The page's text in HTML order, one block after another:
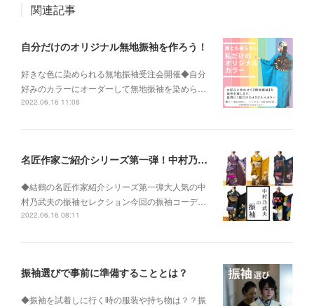
関連記事
自分だけのオリジナル無地振袖を作ろう！
好きな色に染められる無地振袖受注会開催◆自分
好みのカラーにオーダーして無地振袖を染めら…
2022.06.16 11:08
名匠作家ご紹介シリーズ第一弾！中村乃武夫氏について
◆結鶴の名匠作家紹介シリーズ第一弾大人気の中
村乃武夫の振袖セレクション今回の振袖コーデ…
2022.06.16 08:11
振袖選びで事前に準備することとは？
◆振袖を試着しに行く時の服装や持ち物は？？振